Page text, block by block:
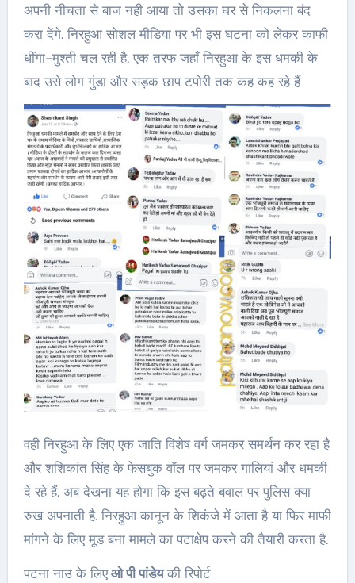
अपनी नीचता से बाज नही आया तो उसका घर से निकलना बंद
करा देंगे. निरहुआ सोशल मीडिया पर भी इस घटना को लेकर काफी
धींगा-मुश्ती चल रही है. एक तरफ जहाँ निरहुआ के इस धमकी के
बाद उसे लोग गुंडा और सड़क छाप टपोरी तक कह कह रहे हैं
वही निरहुआ के लिए एक जाति विशेष वर्ग जमकर समर्थन कर रहा है
और शशिकांत सिंह के फेसबुक वॉल पर जमकर गालियां और धमकी
दे रहे हैं. अब देखना यह होगा कि इस बढ़ते बवाल पर पुलिस क्या
रुख अपनाती है. निरहुआ कानून के शिकंजे में आता है या फिर माफी
मांगने के लिए मूड बना मामले का पटाक्षेप करने की तैयारी करता है.
पटना नाउ के लिएओ पी पांडेयकी रिपोर्ट